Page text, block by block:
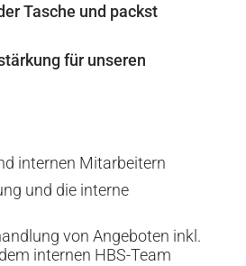
Tasche und packst
für unseren
internen Mitarbeitern
und die interne
von Angeboten inkl.
internen HBS-Team